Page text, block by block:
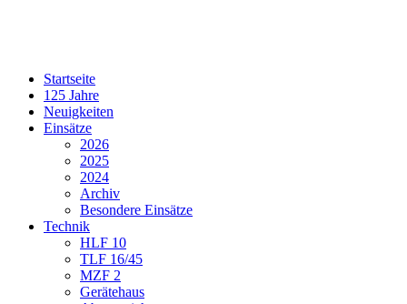
Startseite
125 Jahre
Neuigkeiten
Einsätze
2026
2025
2024
Archiv
Besondere Einsätze
Technik
HLF 10
TLF 16/45
MZF 2
Gerätehaus